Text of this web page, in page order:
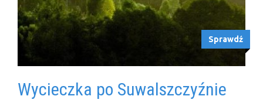
Sprawdź
Wycieczka po Suwalszczyźnie